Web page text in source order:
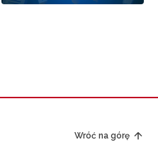
Wróć na górę